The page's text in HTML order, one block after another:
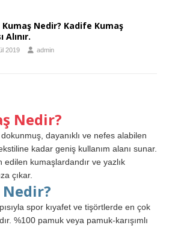
Nedir? Kadife Kumaş
Alınır.
2019 admin
Nedir?
dayanıklı ve nefes alabilen
kadar geniş kullanım alanı sunar.
edilen kumaşlardandır ve yazlık
çıkar.
Nedir?
spor kıyafet ve tişörtlerde en çok
%100 pamuk veya pamuk-karışımlı